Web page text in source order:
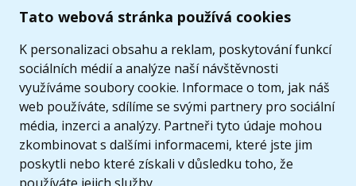
Tato webová stránka používá cookies
K personalizaci obsahu a reklam, poskytování funkcí
sociálních médií a analýze naší návštěvnosti
využíváme soubory cookie. Informace o tom, jak náš
web používáte, sdílíme se svými partnery pro sociální
média, inzerci a analýzy. Partneři tyto údaje mohou
zkombinovat s dalšími informacemi, které jste jim
poskytli nebo které získali v důsledku toho, že